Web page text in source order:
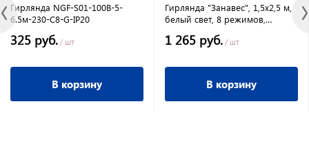
Гирлянда NGF-S01-100B-5-
6.5м-230-С8-G-IP20
325 руб. / шт
В корзину
Гирлянда "Занавес", 1,5х2,5 м,
белый свет, 8 режимов,
1 265 руб. / шт
В корзину